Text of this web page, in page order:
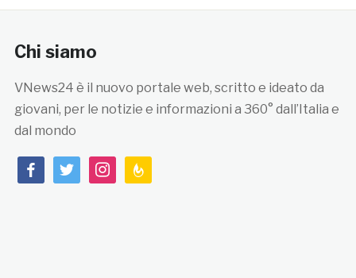
Chi siamo
VNews24 è il nuovo portale web, scritto e ideato da
giovani, per le notizie e informazioni a 360° dall’Italia e
dal mondo
facebooktwitterinstagramfeedburner